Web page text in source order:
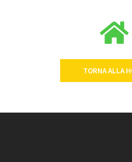
TORNA ALLA